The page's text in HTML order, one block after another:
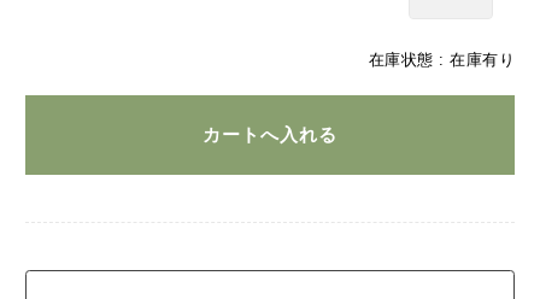
在庫状態 : 在庫有り